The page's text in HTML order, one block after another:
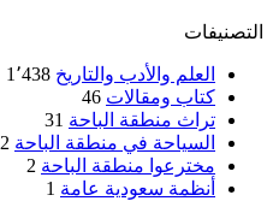
التصنيفات
العلم والأدب والتاريخ 1٬438
كتاب ومقالات 46
تراث منطقة الباحة 31
السياحة في منطقة الباحة 2
مخترعوا منطقة الباحة 2
أنظمة سعودية عامة 1